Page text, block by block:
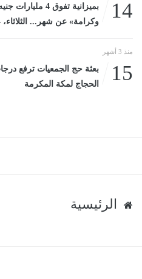
14
بميزانية تفوق
وكرامة» عن شهر... الثلاثاء، 14 يوليو 2026 10:46 صـ
منذ 3 أشهر
15
بعثة حج الجمعيات ترفع
الحجاج لمكة المكرمة
الرئيسية